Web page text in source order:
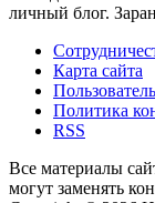
личный блог.
Карта сайта
Политика
RSS
Все материалы
могут заменять